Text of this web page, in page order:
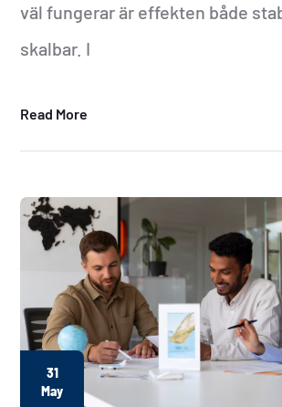
väl fungerar är effekten både
skalbar. I
Read More
31
May